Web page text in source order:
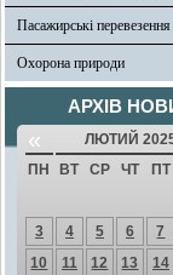
Пасажирські перевезення
Охорона природи
АРХІВ
« ЛЮТИЙ
ПН ВТ СР ЧТ ПТ
3
4 5 6 7
10
11 12 13 14